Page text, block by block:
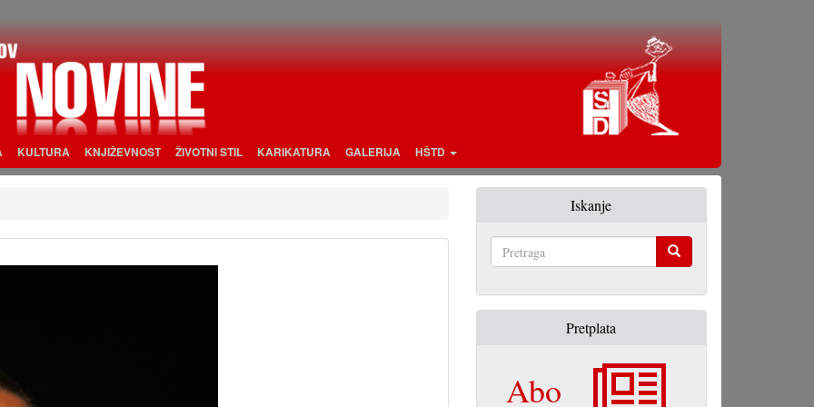
KULTURA KNJIŽEVNOST ŽIVOTNI STIL KARIKATURA GALERIJA HŠTD
Iskanje
Pretplata
Abo